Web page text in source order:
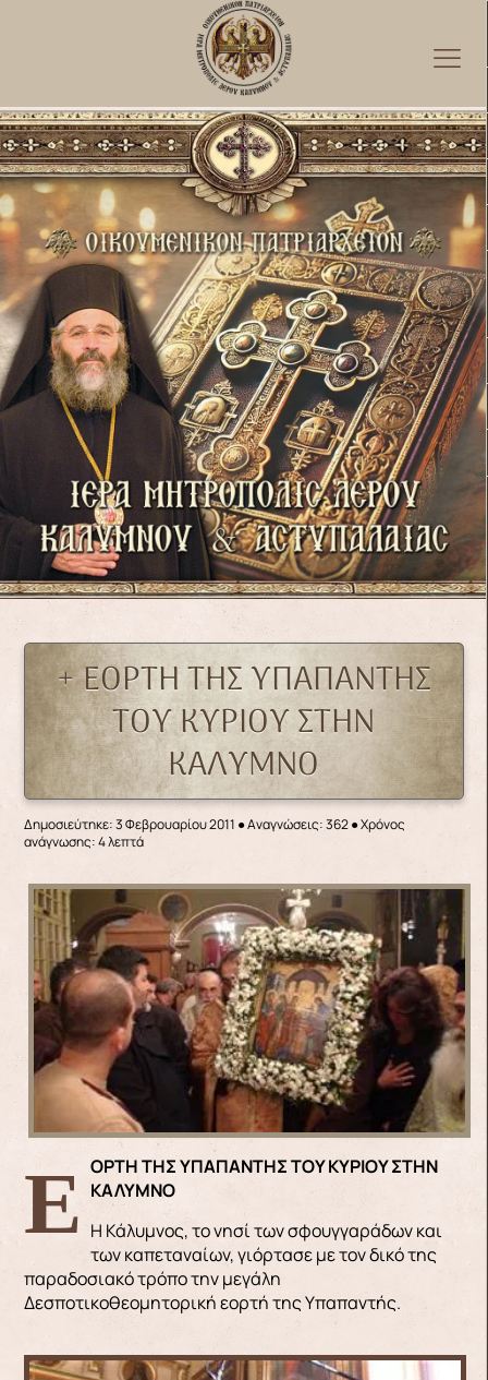
+ ΕΟΡΤΗ ΤΗΣ ΥΠΑΠΑΝΤΗΣ
ΤΟΥ ΚΥΡΙΟΥ ΣΤΗΝ
ΚΑΛΥΜΝΟ
Δημοσιεύτηκε: 3 Φεβρουαρίου 2011 ●Αναγνώσεις: 362● Χρόνος
ανάγνωσης: 4 λεπτά
ΕΟΡΤΗ ΤΗΣ ΥΠΑΠΑΝΤΗΣ ΤΟΥ ΚΥΡΙΟΥ ΣΤΗΝ ΚΑΛΥΜΝΟ
Η Κάλυμνος, το νησί των σφουγγαράδων και
των καπεταναίων, γιόρτασε με τον δικό της
παραδοσιακό τρόπο την μεγάλη
Δεσποτικοθεομητορική εορτή της Υπαπαντής.